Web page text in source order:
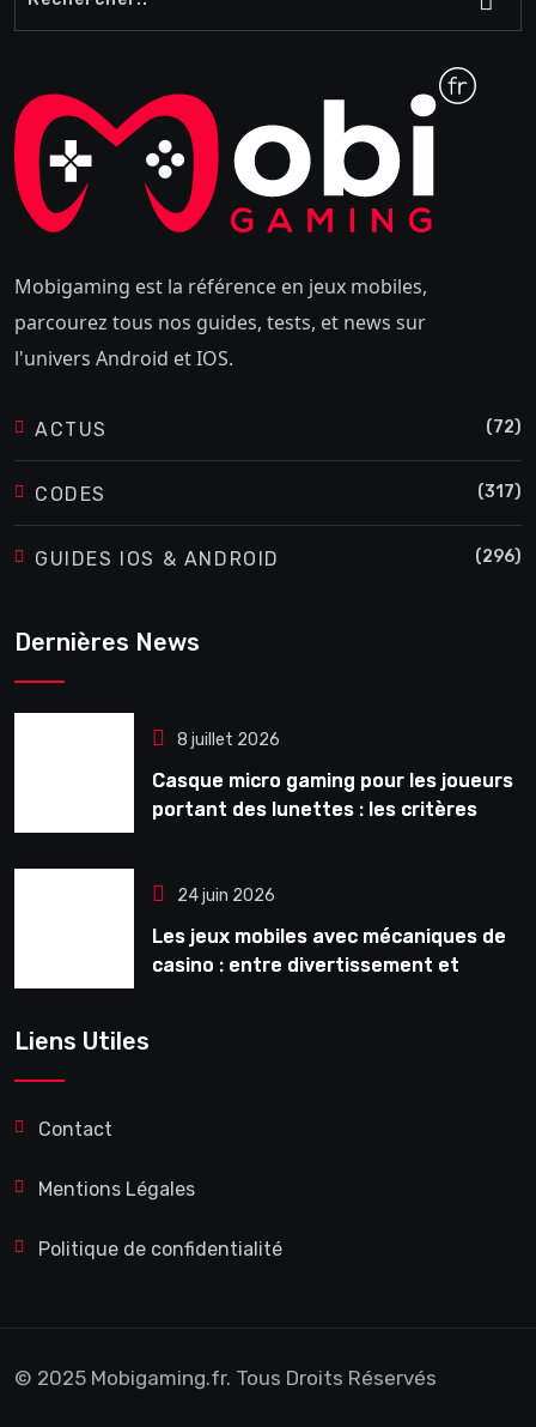
Mobigaming est la référence en jeux mobiles,
parcourez tous nos guides, tests, et news sur
l'univers Android et IOS.
ACTUS (72)
CODES (317)
GUIDES IOS & ANDROID (296)
Dernières News
8 juillet 2026
Casque micro gaming pour les joueurs
portant des lunettes : les critères
24 juin 2026
Les jeux mobiles avec mécaniques de
casino : entre divertissement et
Liens Utiles
Contact
Mentions Légales
Politique de confidentialité
© 2025 Mobigaming.fr. Tous Droits Réservés